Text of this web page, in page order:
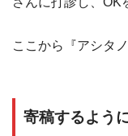
ここから『アシタ
寄稿するよう